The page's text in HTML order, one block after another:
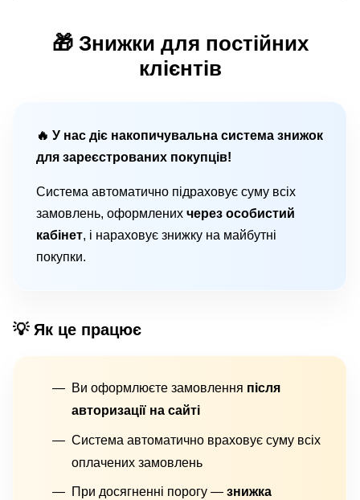
🎁 Знижки для постійних
клієнтів
🔥 У нас діє накопичувальна система знижок
для зареєстрованих покупців!
Система автоматично підраховує суму всіх
замовлень, оформлених через особистий
кабінет, і нараховує знижку на майбутні
покупки.
💡 Як це працює
Ви оформлюєте замовлення після
авторизації на сайті
Система автоматично враховує суму всіх
оплачених замовлень
При досягненні порогу — знижка